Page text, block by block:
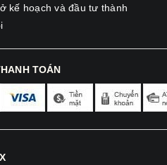
kế hoạch và đầu tư thành
TOÁN